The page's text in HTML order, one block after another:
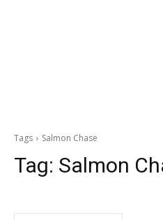
Tags Salmon Chase
Tag: Salmon